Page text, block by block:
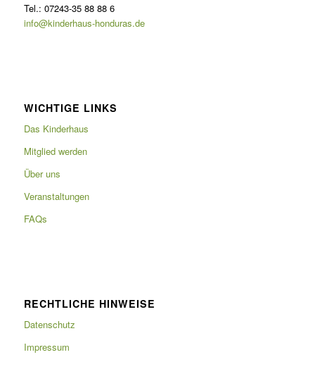
Tel.: 07243-35 88 88 6
info@kinderhaus-honduras.de
WICHTIGE LINKS
Das Kinderhaus
Mitglied werden
Über uns
Veranstaltungen
FAQs
RECHTLICHE HINWEISE
Datenschutz
Impressum